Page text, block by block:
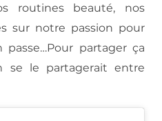
routines beauté, nos
sur notre passion pour
passe…Pour partager ça
se le partagerait entre